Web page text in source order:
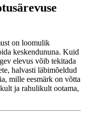
on loomulik
keskendununa. Kuid
elevus võib tekitada
halvasti läbimõeldud
mille eesmärk on võtta
ja rahulikult ootama,